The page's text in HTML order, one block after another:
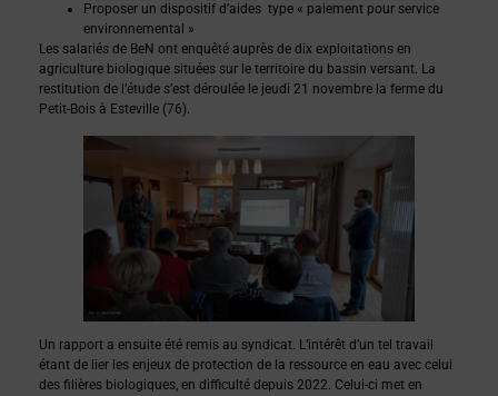
Proposer un dispositif d’aides type « paiement pour service
environnemental »
Les salariés de BeN ont enquêté auprès de dix exploitations en
agriculture biologique situées sur le territoire du bassin versant. La
restitution de l’étude s’est déroulée le jeudi 21 novembre la ferme du
Petit-Bois à Esteville (76).
Un rapport a ensuite été remis au syndicat. L’intérêt d’un tel travail
étant de lier les enjeux de protection de la ressource en eau avec celui
des filières biologiques, en difficulté depuis 2022. Celui-ci met en